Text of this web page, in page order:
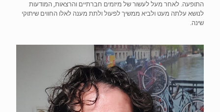
התופעה. לאחר מעל לעשור של מיזמים חברתיים והרצאות, המודעות
לנושא עלתה מעט ולביא ממשיך לפעול ולתת מענה לאלו החווים שיתוקי
שינה.